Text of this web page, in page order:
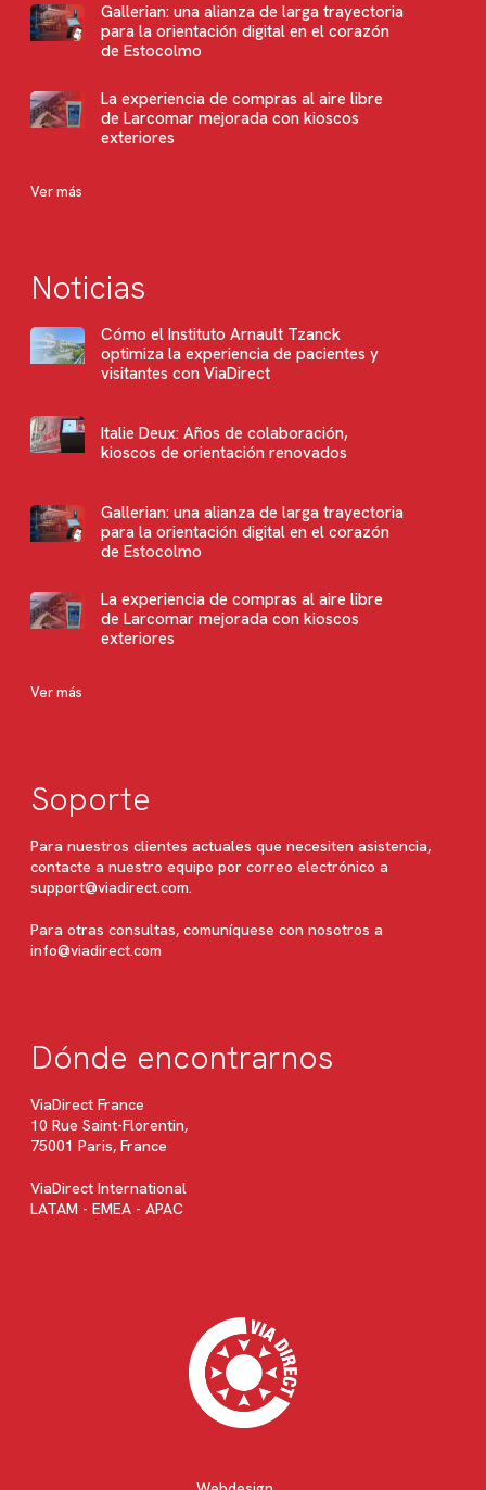
Gallerian: una alianza de larga trayectoria
para la orientación digital en el corazón
de Estocolmo
La experiencia de compras al aire libre
de Larcomar mejorada con kioscos
exteriores
Ver más
Noticias
Cómo el Instituto Arnault Tzanck
optimiza la experiencia de pacientes y
visitantes con ViaDirect
Italie Deux: Años de colaboración,
kioscos de orientación renovados
Gallerian: una alianza de larga trayectoria
para la orientación digital en el corazón
de Estocolmo
La experiencia de compras al aire libre
de Larcomar mejorada con kioscos
exteriores
Ver más
Soporte
Para nuestros clientes actuales que necesiten asistencia,
contacte a nuestro equipo por correo electrónico a
support@viadirect.com.
Para otras consultas, comuníquese con nosotros a
info@viadirect.com
Dónde encontrarnos
ViaDirect France
10 Rue Saint-Florentin,
75001 Paris, France
ViaDirect International
LATAM - EMEA - APAC